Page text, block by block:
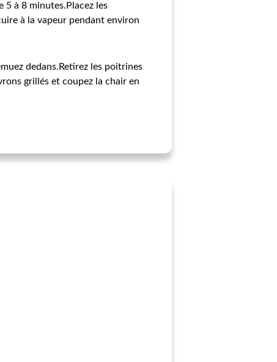
5 à 8 minutes.Placez les
à la vapeur pendant environ
dedans.Retirez les poitrines
grillés et coupez la chair en